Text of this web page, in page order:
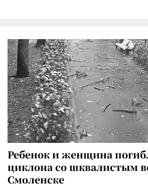
Ребенок и женщина
циклона со шквалистым
Смоленске